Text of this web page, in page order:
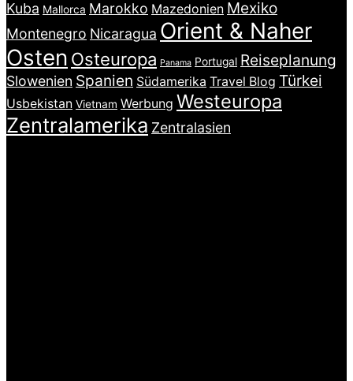
Kuba Mallorca Marokko Mazedonien Mexiko
Montenegro Nicaragua Orient & Naher
Osten Osteuropa Panama Portugal Reiseplanung
Slowenien Spanien Südamerika Travel Blog Türkei
Usbekistan Vietnam Werbung Westeuropa
Zentralamerika Zentralasien